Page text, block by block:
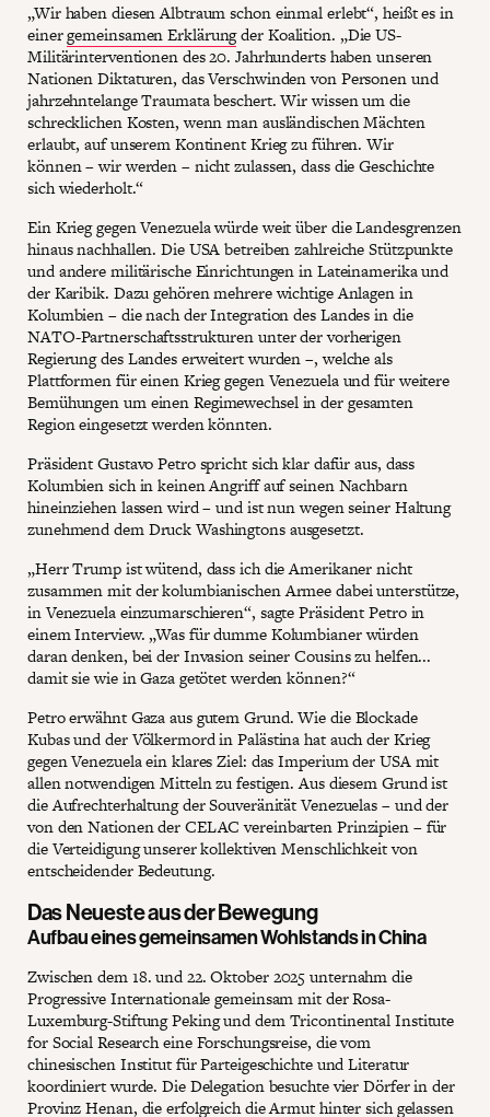
„Wir haben diesen Albtraum schon einmal erlebt“, heißt es in
einergemeinsamen Erklärungder Koalition. „Die US-
Militärinterventionen des 20. Jahrhunderts haben unseren
Nationen Diktaturen, das Verschwinden von Personen und
jahrzehntelange Traumata beschert. Wir wissen um die
schrecklichen Kosten, wenn man ausländischen Mächten
erlaubt, auf unserem Kontinent Krieg zu führen. Wir
können – wir werden – nicht zulassen, dass die Geschichte
sich wiederholt.“
Ein Krieg gegen Venezuela würde weit über die Landesgrenzen
hinaus nachhallen. Die USA betreiben zahlreiche Stützpunkte
und andere militärische Einrichtungen in Lateinamerika und
der Karibik. Dazu gehören mehrere wichtige Anlagen in
Kolumbien – die nach der Integration des Landes in die
NATO-Partnerschaftsstrukturen unter der vorherigen
Regierung des Landes erweitert wurden –, welche als
Plattformen für einen Krieg gegen Venezuela und für weitere
Bemühungen um einen Regimewechsel in der gesamten
Region eingesetzt werden könnten.
Präsident Gustavo Petro spricht sich klar dafür aus, dass
Kolumbien sich in keinen Angriff auf seinen Nachbarn
hineinziehen lassen wird – und ist nun wegen seiner Haltung
zunehmend dem Druck Washingtons ausgesetzt.
„Herr Trump ist wütend, dass ich die Amerikaner nicht
zusammen mit der kolumbianischen Armee dabei unterstütze,
in Venezuela einzumarschieren“, sagte Präsident Petro in
einem Interview. „Was für dumme Kolumbianer würden
daran denken, bei der Invasion seiner Cousins zu helfen...
damit sie wie in Gaza getötet werden können?“
Petro erwähnt Gaza aus gutem Grund. Wie die Blockade
Kubas und der Völkermord in Palästina hat auch der Krieg
gegen Venezuela ein klares Ziel: das Imperium der USA mit
allen notwendigen Mitteln zu festigen. Aus diesem Grund ist
die Aufrechterhaltung der Souveränität Venezuelas – und der
von den Nationen der CELAC vereinbarten Prinzipien – für
die Verteidigung unserer kollektiven Menschlichkeit von
entscheidender Bedeutung.
Das Neueste aus der Bewegung
Aufbau eines gemeinsamen Wohlstands in China
Zwischen dem 18. und 22. Oktober 2025 unternahm die
Progressive Internationale gemeinsam mit der Rosa-
Luxemburg-Stiftung Peking und dem Tricontinental Institute
for Social Research eine Forschungsreise, die vom
chinesischen Institut für Parteigeschichte und Literatur
koordiniert wurde. Die Delegation besuchte vier Dörfer in der
Provinz Henan, die erfolgreich die Armut hinter sich gelassen